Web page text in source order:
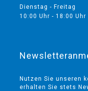
Dienstag - Freitag
10:00 Uhr - 18:00 Uhr
Nutzen Sie unseren
erhalten Sie stets